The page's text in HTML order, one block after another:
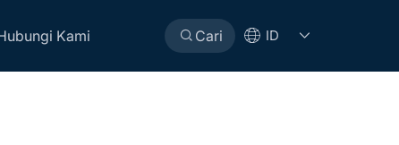
Kami Cari ID